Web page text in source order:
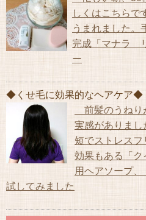
しくはこちら
うまれました。
完成「マナラ
ー
◆くせ毛に効果的なヘアケア◆
前髪のうねり
実感がありま
短でストレス
効果もある「
用ヘアソープ
試してみました